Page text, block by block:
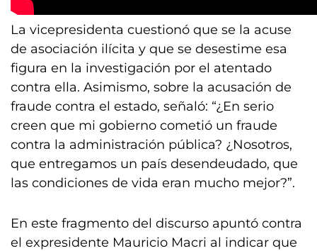
La vicepresidenta cuestionó que se la acuse
de asociación ilícita y que se desestime esa
figura en la investigación por el atentado
contra ella. Asimismo, sobre la acusación de
fraude contra el estado, señaló: “¿En serio
creen que mi gobierno cometió un fraude
contra la administración pública? ¿Nosotros,
que entregamos un país desendeudado, que
las condiciones de vida eran mucho mejor?”.
En este fragmento del discurso apuntó contra
el expresidente Mauricio Macri al indicar que